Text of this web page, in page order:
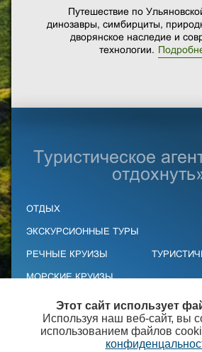
Путешествие по
динозавры, симбирциты,
дворянское наследие и
технологии.
Туристическое
ОТДЫХ
ЭКСКУРСИОННЫЕ ТУРЫ
РЕЧНЫЕ КРУИЗЫ
МОРСКИЕ КРУИЗЫ
информации
Согласие на обработку
содержащихся в файлах
Этот сайт использует
Используя наш веб-сайт, вы
использованием файлов